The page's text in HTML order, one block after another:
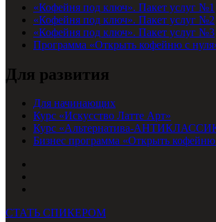
«Кофейня под ключ». Пакет услуг №1
«Кофейня под ключ». Пакет услуг №2
«Кофейня под ключ». Пакет услуг №3
Программа «Открыть кофейню с
Для развития
Для начинающих
Курс «Искусство Латте Арт»
Курс «Альтернатива-
Бизнес программа «Открыть кофейню
СТАТЬ СПИКЕРОМ